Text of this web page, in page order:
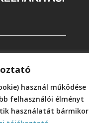
használ működése
felhasználói élményt
használatát bármikor